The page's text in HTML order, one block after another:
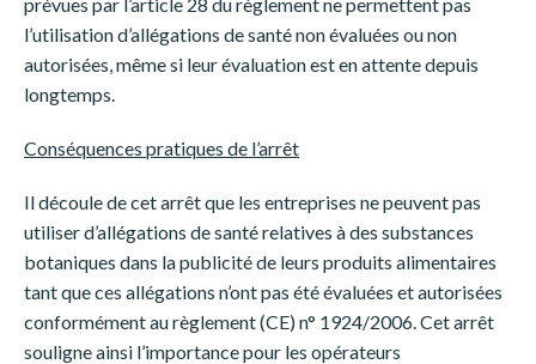
l’utilisation d’allégations de santé non évaluées ou non
autorisées, même si leur évaluation est en attente depuis
longtemps.
Conséquences pratiques de l’arrêt
Il découle de cet arrêt que les entreprises ne peuvent pas
utiliser d’allégations de santé relatives à des substances
botaniques dans la publicité de leurs produits alimentaires
tant que ces allégations n’ont pas été évaluées et autorisées
conformément au règlement (CE) n° 1924/2006. Cet arrêt
souligne ainsi l’importance pour les opérateurs